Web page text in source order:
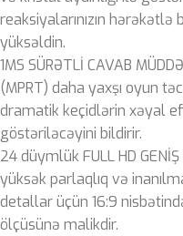
reaksiyalarınızın
yüksəldin.
1MS SÜRƏTLİ CAVAB
(MPRT) daha yaxşı oyun
dramatik keçidlərin xəyal
göstəriləcəyini bildirir.
24 düymlük FULL HD
yüksək parlaqlıq və
detallar üçün 16:9
ölçüsünə malikdir.